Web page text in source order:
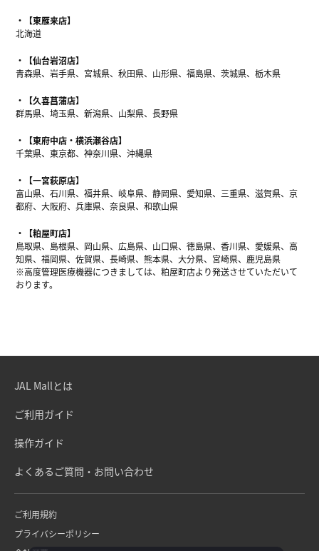
【東雁来店】
北海道
【仙台岩沼店】
青森県、岩手県、宮城県、秋田県、山形県、福島県、茨城県、栃木県
【久喜菖蒲店】
群馬県、埼玉県、新潟県、山梨県、長野県
【東府中店・横浜瀬谷店】
千葉県、東京都、神奈川県、沖縄県
【一宮萩原店】
富山県、石川県、福井県、岐阜県、静岡県、愛知県、三重県、滋賀県、京
都府、大阪府、兵庫県、奈良県、和歌山県
【粕屋町店】
鳥取県、島根県、岡山県、広島県、山口県、徳島県、香川県、愛媛県、高
知県、福岡県、佐賀県、長崎県、熊本県、大分県、宮崎県、鹿児島県
※高度管理医療機器につきましては、粕屋町店より発送させていただいて
おります。
JAL Mallとは
ご利用ガイド
操作ガイド
よくあるご質問・お問い合わせ
ご利用規約
プライバシーポリシー